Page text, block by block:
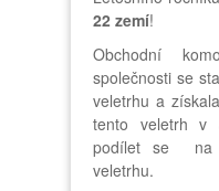
22 zemí!
Obchodní
společnosti se
veletrhu a
tento veletrh v
podílet se na
veletrhu.